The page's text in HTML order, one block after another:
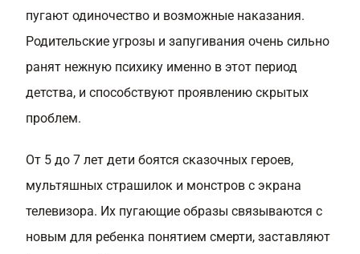
пугают одиночество и возможные наказания.
Родительские угрозы и запугивания очень сильно
ранят нежную психику именно в этот период
детства, и способствуют проявлению скрытых
проблем.
От 5 до 7 лет дети боятся сказочных героев,
мультяшных страшилок и монстров с экрана
телевизора. Их пугающие образы связываются с
новым для ребенка понятием смерти, заставляют